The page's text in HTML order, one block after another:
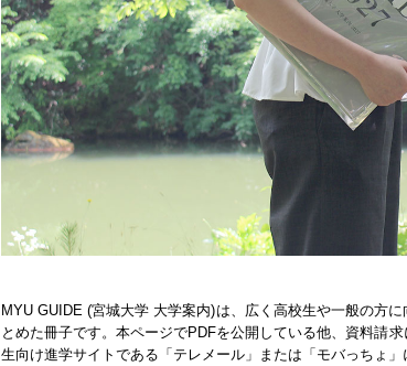
MYU GUIDE (宮城大学 大学案内)は、広く高校生や一般の方
とめた冊子です。本ページでPDFを公開している他、資料請
生向け進学サイトである「テレメール」または「モバっちょ」